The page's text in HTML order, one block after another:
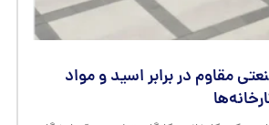
مقاوم در برابر اسید و مواد